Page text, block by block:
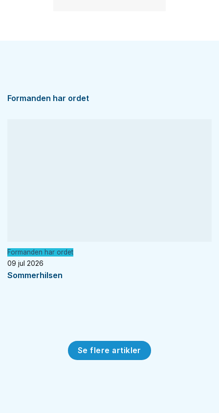
Formanden har ordet
Formanden har ordet
09 jul 2026
Sommerhilsen
Se flere artikler